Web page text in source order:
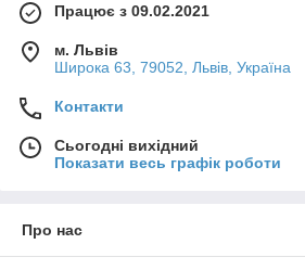
Працює з 09.02.2021
м. Львів
Широка 63, 79052, Львів, Україна
Контакти
Сьогодні вихідний
Показати весь графік роботи
Про нас